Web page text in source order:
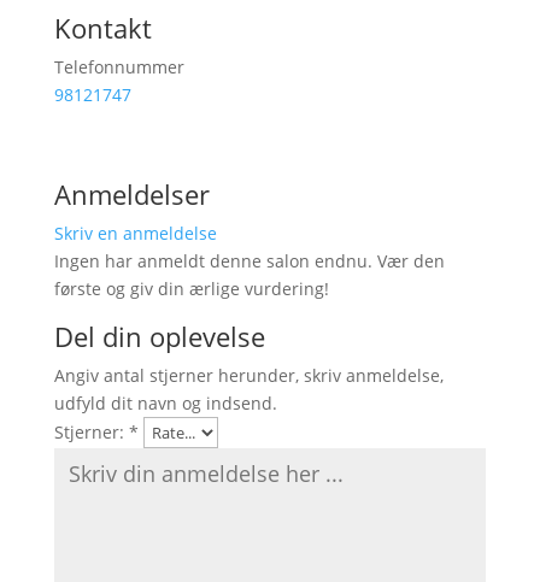
Kontakt
Telefonnummer
98121747
Anmeldelser
Skriv en anmeldelse
Ingen har anmeldt denne salon endnu. Vær den
første og giv din ærlige vurdering!
Del din oplevelse
Angiv antal stjerner herunder, skriv anmeldelse,
udfyld dit navn og indsend.
Stjerner: *